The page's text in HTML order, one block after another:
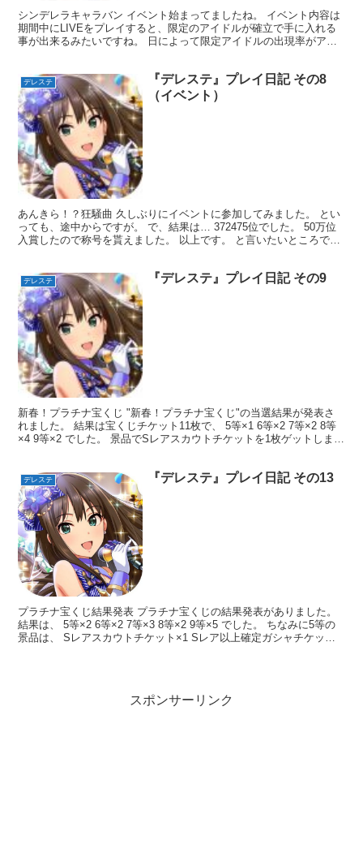
シンデレラキャラバン イベント始まってましたね。 イベント内容は
期間中にLIVEをプレイすると、限定のアイドルが確立で手に入れる
事が出来るみたいですね。 日によって限定アイドルの出現率がアッ
デレステ
『デレステ』プレイ日記 その8
（イベント）
あんきら！？狂騒曲 久しぶりにイベントに参加してみました。 とい
っても、途中からですが。 で、結果は… 372475位でした。 50万位
入賞したので称号を貰えました。 以上です。 と言いたいところです
デレステ 『デレステ』プレイ日記 その9
新春！プラチナ宝くじ "新春！プラチナ宝くじ"の当選結果が発表さ
れました。 結果は宝くじチケット11枚で、 5等×1 6等×2 7等×2 8等
×4 9等×2 でした。 景品でSレアスカウトチケットを1枚ゲットしまし
デレステ 『デレステ』プレイ日記 その13
プラチナ宝くじ結果発表 プラチナ宝くじの結果発表がありました。
結果は、 5等×2 6等×2 7等×3 8等×2 9等×5 でした。 ちなみに5等の
景品は、 Sレアスカウトチケット×1 Sレア以上確定ガシャチケット
スポンサーリンク